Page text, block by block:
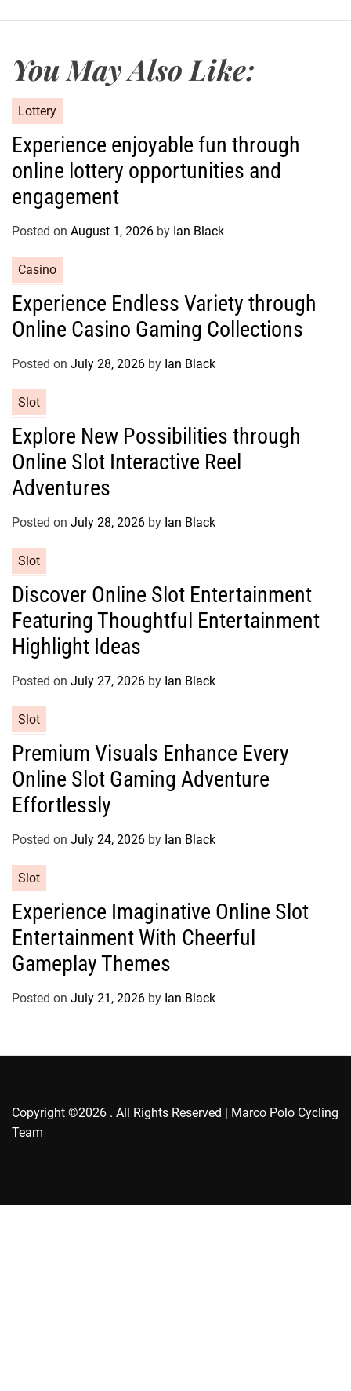
You May Also Like:
a
e
o
r
s
Lottery
Experience enjoyable fun through
online lottery opportunities and
engagement
Posted on August 1, 2026 by Ian Black
a
e
o
e
s
Casino
Experience Endless Variety through
Online Casino Gaming Collections
Posted on July 28, 2026 by Ian Black
a
e
g
o
r
s
Slot
Explore New Possibilities through
Online Slot Interactive Reel
Adventures
Posted on July 28, 2026 by Ian Black
a
e
g
o
r
s
Slot
Discover Online Slot Entertainment
Featuring Thoughtful Entertainment
Highlight Ideas
Posted on July 27, 2026 by Ian Black
a
e
g
o
r
s
Slot
Premium Visuals Enhance Every
Online Slot Gaming Adventure
Effortlessly
Posted on July 24, 2026 by Ian Black
a
e
g
o
r
Slot
Experience Imaginative Online Slot
Entertainment With Cheerful
Gameplay Themes
Posted on July 21, 2026 by Ian Black
Copyright ©2026 . All Rights Reserved | Marco Polo Cycling
Team